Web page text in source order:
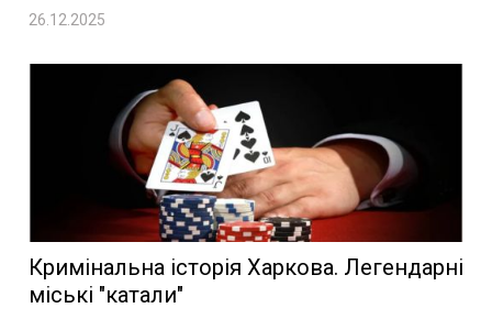
26.12.2025
Кримінальна історія Харкова. Легендарні
міські "катали"